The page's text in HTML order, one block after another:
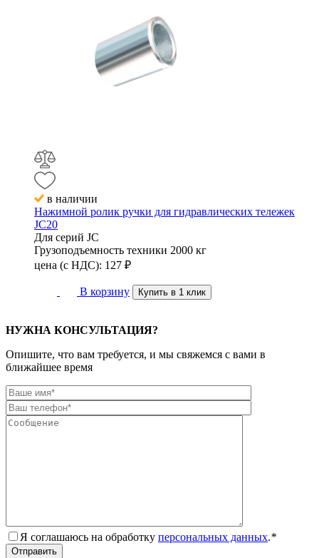
в наличии
Нажимной ролик ручки для гидравлических тележек
JC20
Для серий JC
Грузоподъемность техники 2000 кг
цена (с НДС): 127 ₽
В корзину Купить в 1 клик
НУЖНА КОНСУЛЬТАЦИЯ?
Опишите, что вам требуется, и мы свяжемся с вами в
ближайшее время
Я соглашаюсь на обработку персональных данных.*